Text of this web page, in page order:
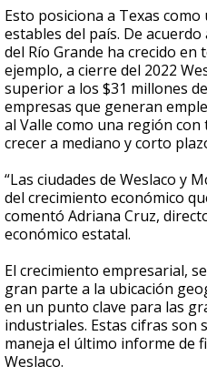
Esto posiciona a Texas
estables del país. De
del Río Grande ha crecido
ejemplo, a cierre del 2022
superior a los $31 millones
empresas que generan
al Valle como una región
crecer a mediano y corto
“Las ciudades de Weslaco y
del crecimiento económico
comentó Adriana Cruz,
económico estatal.
El crecimiento empresarial,
gran parte a la ubicación
en un punto clave para las
industriales. Estas cifras son
maneja el último informe de
Weslaco.